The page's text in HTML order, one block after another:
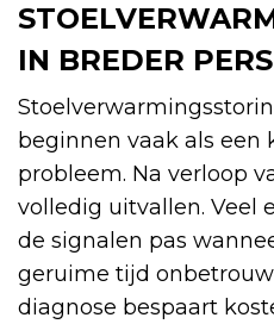
IN BREDER
beginnen vaak als een
probleem. Na verloop
volledig uitvallen. Veel
de signalen pas
geruime tijd
diagnose bespaart